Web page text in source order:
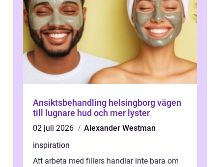
Ansiktsbehandling helsingborg vägen
till lugnare hud och mer lyster
02 juli 2026
Alexander Westman
inspiration
Att arbeta med fillers handlar inte bara om